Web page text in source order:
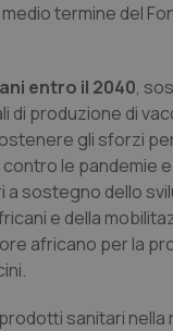
termine del
entro il 2040,
di produzione di
gli sforzi
le pandemie e
a sostegno dello
e della
africano per la
sanitari nella